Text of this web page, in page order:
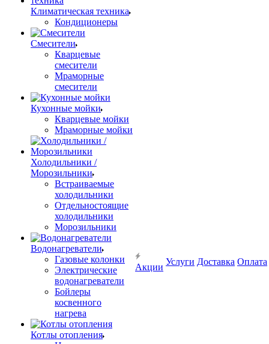
Климатическая техника
Кондиционеры
Смесители
Кварцевые
смесители
Мраморные
смесители
Кухонные мойки
Кварцевые мойки
Мраморные мойки
Холодильники /
Морозильники
Встраиваемые
холодильники
Отдельностоящие
холодильники
Морозильники
Водонагреватели
Газовые колонки
Электрические
водонагреватели
Бойлеры
косвенного
нагрева
Котлы отопления
Акции
Услуги Доставка Оплата